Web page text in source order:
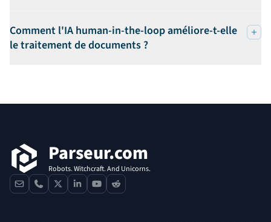
Comment l'IA human-in-the-loop améliore-t-elle
le traitement de documents ?
Parseur.com
Robots. Witchcraft. And Unicorns.
contactphone
x linkedinyoutube
reddit